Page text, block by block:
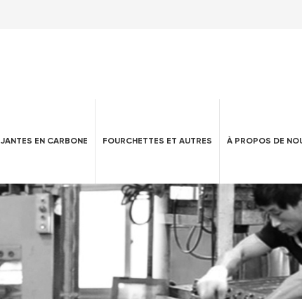
JANTES EN CARBONE FOURCHETTES ET AUTRES À PROPOS DE